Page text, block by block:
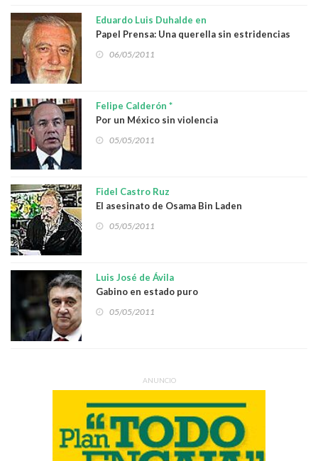
Eduardo Luis Duhalde en
Papel Prensa: Una querella sin estridencias
06/05/2011
Felipe Calderón *
Por un México sin violencia
05/05/2011
Fidel Castro Ruz
El asesinato de Osama Bin Laden
05/05/2011
Luis José de Ávila
Gabino en estado puro
05/05/2011
ANUNCIO